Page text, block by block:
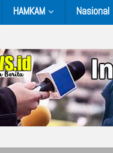
HAMKAM Nasional